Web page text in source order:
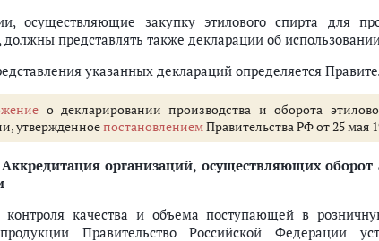
осуществляющие закупку этилового спирта для
представлять также декларации об
указанных деклараций определяется
о декларировании производства и оборота
утвержденноепостановлениемПравительства РФ от 25 мая
организаций, осуществляющих
качества и объема поступающей в
Правительство Российской Федерации